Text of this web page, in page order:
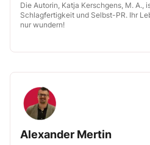
Die Autorin, Katja Kerschgens, M. A.,
Schlagfertigkeit und Selbst-PR. Ihr
nur wundern!
Alexander Mertin